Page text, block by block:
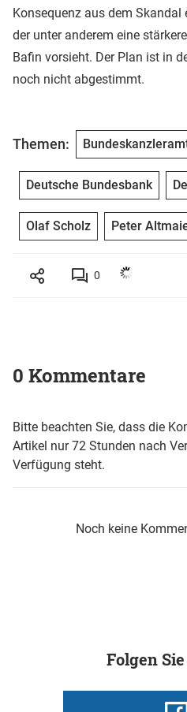
Konsequenz aus dem
der unter anderem eine
Bafin vorsieht. Der Plan ist in
noch nicht abgestimmt.
Themen:
Deutsche Bundesbank
Olaf Scholz Peter
0
0 Kommentare
Bitte beachten Sie, dass die
Artikel nur 72 Stunden nach
Verfügung steht.
Noch keine
Folgen